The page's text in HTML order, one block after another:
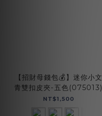
【招財母錢包💰】迷你小文
青雙扣皮夾-五色(075013)
NT$1,500